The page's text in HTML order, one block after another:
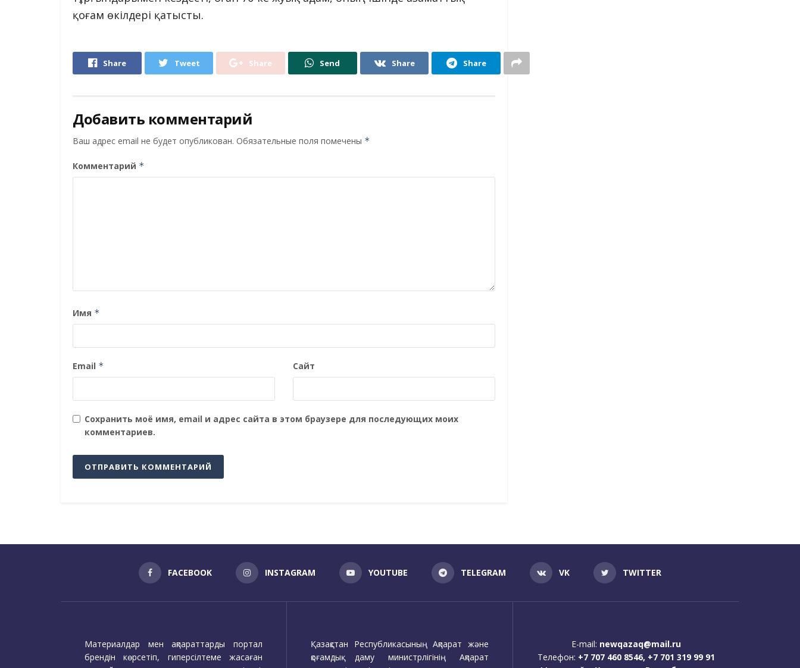
қоғам өкілдері қатысты.
Share Tweet Share Send Share Share
Добавить комментарий
Ваш адрес email не будет опубликован. Обязательные поля помечены *
Комментарий *
Имя *
Email * Сайт
Сохранить моё имя, email и адрес сайта в этом браузере для последующих моих
комментариев.
FACEBOOK INSTAGRAM YOUTUBE TELEGRAM VK TWITTER
Материалдар мен ақпараттарды портал
брендін көрсетіп, гиперсілтеме жасаған
Қазақстан Республикасының Ақпарат және
қоғамдық даму министрлігінің Ақпарат
E-mail: newqazaq@mail.ru
Телефон: +7 707 460 8546, +7 701 319 99 91